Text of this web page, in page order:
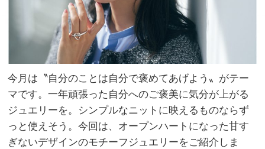
な
の？
」
今月は〝自分のことは自分で褒めてあげよう〟がテー
マです。一年頑張った自分へのご褒美に気分が上がる
ジュエリーを。シンプルなニットに映えるものならず
っと使えそう。今回は、オープンハートになった甘す
ぎないデザインのモチーフジュエリーをご紹介しま